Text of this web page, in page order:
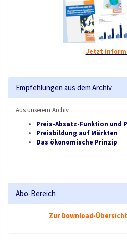
Jetzt
Empfehlungen aus dem Archiv
Aus unserem Archiv
Preis-Absatz-Funktion und
Preisbildung auf Märkten
Das ökonomische Prinzip
Abo-Bereich
Zur Download-